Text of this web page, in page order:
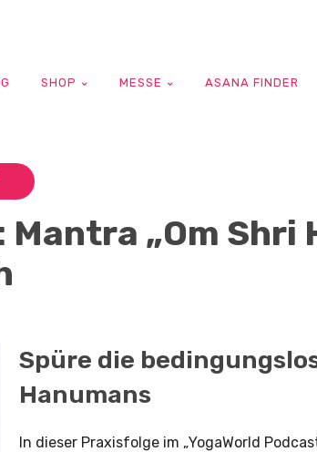
SHOP MESSE ASANA FINDER
„Om Shri
Spüre die
Hanumans
In dieser Praxisfolge im „YogaWorld